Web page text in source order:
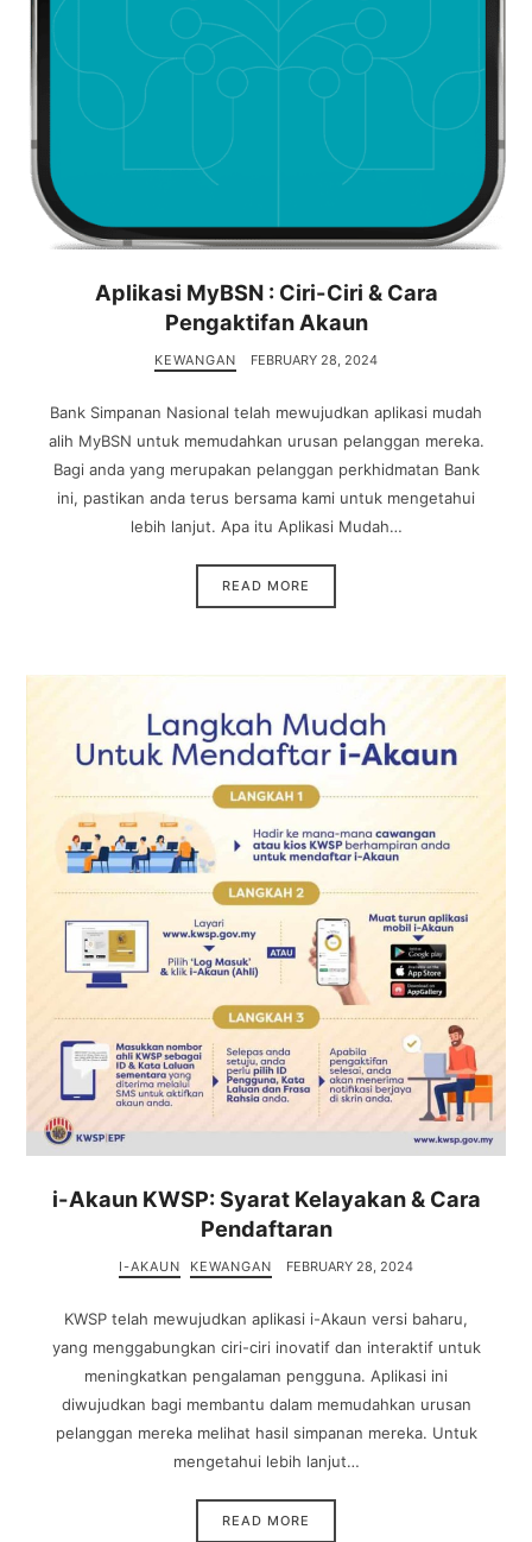
Aplikasi MyBSN : Ciri-Ciri & Cara
Pengaktifan Akaun
KEWANGAN FEBRUARY 28, 2024
Bank Simpanan Nasional telah mewujudkan aplikasi mudah
alih MyBSN untuk memudahkan urusan pelanggan mereka.
Bagi anda yang merupakan pelanggan perkhidmatan Bank
ini, pastikan anda terus bersama kami untuk mengetahui
lebih lanjut. Apa itu Aplikasi Mudah…
READ MORE
i-Akaun KWSP: Syarat Kelayakan & Cara
Pendaftaran
I-AKAUN KEWANGAN FEBRUARY 28, 2024
KWSP telah mewujudkan aplikasi i-Akaun versi baharu,
yang menggabungkan ciri-ciri inovatif dan interaktif untuk
meningkatkan pengalaman pengguna. Aplikasi ini
diwujudkan bagi membantu dalam memudahkan urusan
pelanggan mereka melihat hasil simpanan mereka. Untuk
mengetahui lebih lanjut…
READ MORE